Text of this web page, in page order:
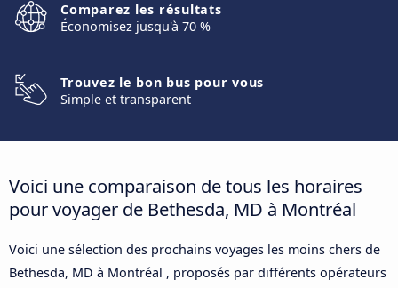
Comparez les résultats
Économisez jusqu'à 70 %
Trouvez le bon bus pour vous
Simple et transparent
Voici une comparaison de tous les horaires
pour voyager de Bethesda, MD à Montréal
Voici une sélection des prochains voyages les moins chers de
Bethesda, MD à Montréal , proposés par différents opérateurs